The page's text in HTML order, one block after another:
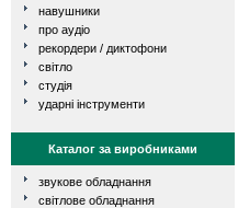
навушники
про аудіо
рекордери / диктофони
світло
студія
ударні інструменти
Каталог за виробниками
звукове обладнання
світлове обладнання